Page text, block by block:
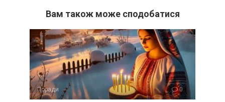
Вам також може сподобатися
Поради 0